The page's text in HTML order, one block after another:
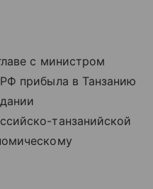
с министром
прибыла в Танзанию
танзанийской